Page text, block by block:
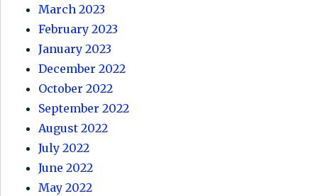
March 2023
February 2023
January 2023
December 2022
October 2022
September 2022
August 2022
July 2022
June 2022
May 2022